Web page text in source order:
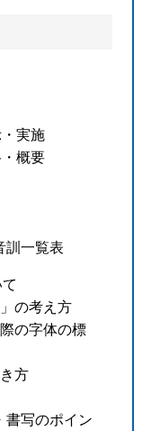
実施
概要
訓一覧表
の考え方
の字体の標
方
書写のポイン